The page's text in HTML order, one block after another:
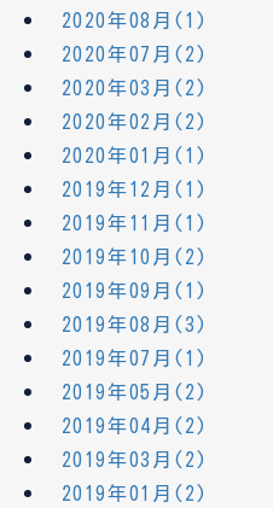
2020年08月(1)
2020年07月(2)
2020年03月(2)
2020年02月(2)
2020年01月(1)
2019年12月(1)
2019年11月(1)
2019年10月(2)
2019年09月(1)
2019年08月(3)
2019年07月(1)
2019年05月(2)
2019年04月(2)
2019年03月(2)
2019年01月(2)